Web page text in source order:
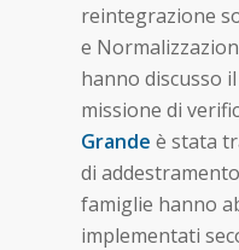
reintegrazione
e
hanno discusso
missione di
Grande è stata
di
famiglie hanno
implementati